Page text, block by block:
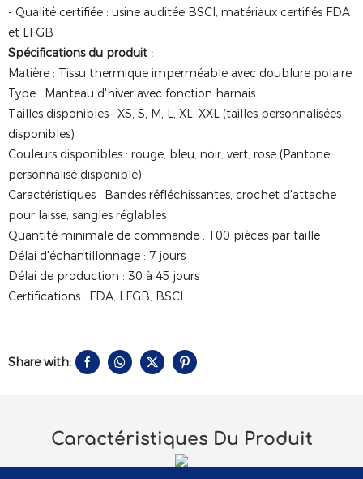
- Qualité certifiée : usine auditée BSCI, matériaux certifiés FDA
et LFGB
Spécifications du produit :
Matière : Tissu thermique imperméable avec doublure polaire
Type : Manteau d'hiver avec fonction harnais
Tailles disponibles : XS, S, M, L, XL, XXL (tailles personnalisées
disponibles)
Couleurs disponibles : rouge, bleu, noir, vert, rose (Pantone
personnalisé disponible)
Caractéristiques : Bandes réfléchissantes, crochet d'attache
pour laisse, sangles réglables
Quantité minimale de commande : 100 pièces par taille
Délai d'échantillonnage : 7 jours
Délai de production : 30 à 45 jours
Certifications : FDA, LFGB, BSCI
Share with:
Caractéristiques Du Produit